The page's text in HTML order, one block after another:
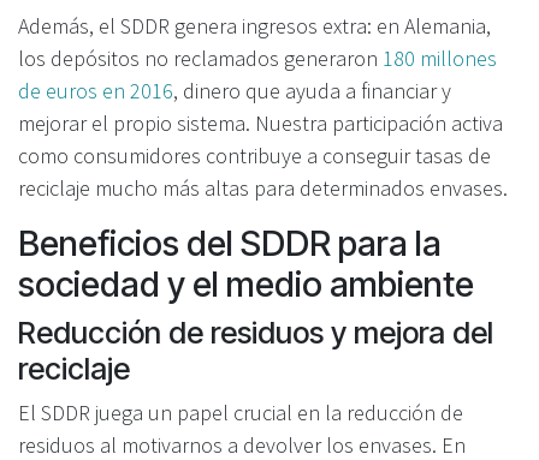
Además, el SDDR genera ingresos extra: en Alemania,
los depósitos no reclamados generaron 180 millones
de euros en 2016, dinero que ayuda a financiar y
mejorar el propio sistema. Nuestra participación activa
como consumidores contribuye a conseguir tasas de
reciclaje mucho más altas para determinados envases.
Beneficios del SDDR para la
sociedad y el medio ambiente
Reducción de residuos y mejora del
reciclaje
El SDDR juega un papel crucial en la reducción de
residuos al motivarnos a devolver los envases. En